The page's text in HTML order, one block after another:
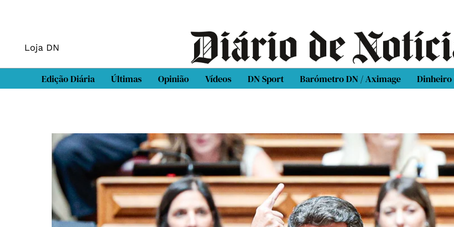
Loja DN
Edição Diária Últimas Opinião Vídeos DN Sport Barómetro DN / Aximage Dinheiro